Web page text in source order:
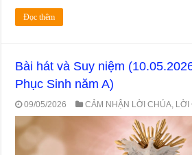
Đọc thêm
Bài hát và Suy niệm
Phục Sinh năm A)
09/05/2026 CẢM NHẬN LỜI CHÚA LỜI